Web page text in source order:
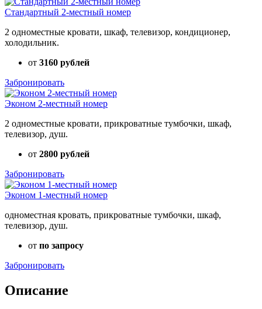
Стандартный 2-местный номер
2 одноместные кровати, шкаф, телевизор, кондиционер,
холодильник.
от 3160 рублей
Забронировать
Эконом 2-местный номер
2 одноместные кровати, прикроватные тумбочки, шкаф,
телевизор, душ.
от 2800 рублей
Забронировать
Эконом 1-местный номер
одноместная кровать, прикроватные тумбочки, шкаф,
телевизор, душ.
от по запросу
Забронировать
Описание